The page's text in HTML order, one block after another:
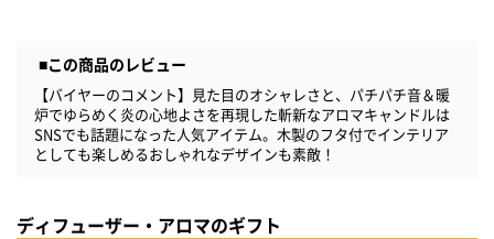
■この商品のレビュー
【バイヤーのコメント】見た目のオシャレさと、パチパチ音＆暖
炉でゆらめく炎の心地よさを再現した斬新なアロマキャンドルは
SNSでも話題になった人気アイテム。木製のフタ付でインテリア
としても楽しめるおしゃれなデザインも素敵！
ディフューザー・アロマのギフト